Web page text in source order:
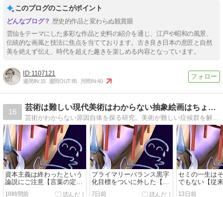
このブログのここがポイント
歴史的作品と変わらぬ観賞眼
雲仙をテーマにした多彩な作品と史料の紹介を通じ、江戸や昭和の風景、
伝統的な画風と技法に焦点を当てております。古き良き日本の意匠と自然
美を絶えず伝え、時代を超えた趣きを楽しめる内容となっています。
1107121
週間IN:15 週間OUT:85 月間IN:40
16
芸術は難しい現代美術はわからない抽象絵画はちょっと・謎を理解
芸術がわからない原因自体を探る研究。美術が難しい症候群を解きほぐす試み。アートを敬遠する日本人を理解者に変える。
資本主義は終わったという
論説にご注意【言葉の定義
がまちまちな問題】
18時間前
プライマリーバランス黒字
化目標をついに外した【嘘
と答弁拒否の最中に】
7日前
セミの一生は
でもない【従
べてみれば】
13日前